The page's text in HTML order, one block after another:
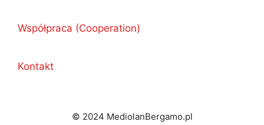
Współpraca (Cooperation)
Kontakt
© 2024 MediolanBergamo.pl